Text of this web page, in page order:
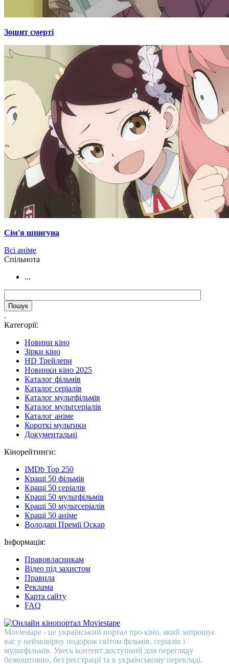
Зошит смерті
Сім'я шпигуна
Всі аніме
Cпільнота
...
.
Категорії:
Новини кіно
Зірки кіно
HD Трейлери
Новинки кіно 2025
Каталог фільмів
Каталог серіалів
Каталог мультфільмів
Каталог мультсеріалів
Каталог аніме
Короткі мультики
Документальні
Кінорейтинги:
IMDb Top 250
Кращі 50 фільмів
Кращі 50 серіалів
Кращі 50 мультфільмів
Кращі 50 мультсеріалів
Кращі 50 аніме
Володарі Премії Оскар
Інформація:
Правовласникам
Відео під захистом
Правила
Реклама
Карта сайту
FAQ
Moviestape - це український портал про кіно, який запрошує
вас у неймовірну подорож світом фільмів, серіалів і
мультфільмів. Увесь контент доступний для перегляду
безкоштовно, без реєстрації та в українському перекладі.